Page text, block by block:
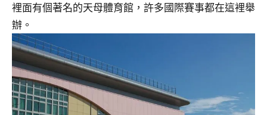
裡面有個著名的天母體育館，許多國際賽事都在這裡舉
辦。